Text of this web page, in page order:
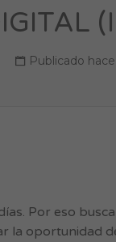
Publicado
Por eso
la oportunidad